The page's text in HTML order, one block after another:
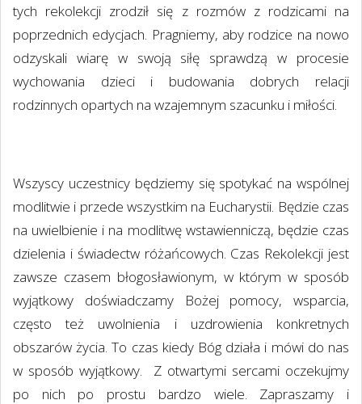
tych rekolekcji zrodził się z rozmów z rodzicami na
poprzednich edycjach. Pragniemy, aby rodzice na nowo
odzyskali wiarę w swoją siłę sprawdzą w procesie
wychowania dzieci i budowania dobrych relacji
rodzinnych opartych na wzajemnym szacunku i miłości.
Wszyscy uczestnicy będziemy się spotykać na wspólnej
modlitwie i przede wszystkim na Eucharystii. Będzie czas
na uwielbienie i na modlitwę wstawienniczą, będzie czas
dzielenia i świadectw różańcowych. Czas Rekolekcji jest
zawsze czasem błogosławionym, w którym w sposób
wyjątkowy doświadczamy Bożej pomocy, wsparcia,
często też uwolnienia i uzdrowienia konkretnych
obszarów życia. To czas kiedy Bóg działa i mówi do nas
w sposób wyjątkowy.
Z otwartymi sercami oczekujmy
po nich po prostu bardzo wiele. Zapraszamy i